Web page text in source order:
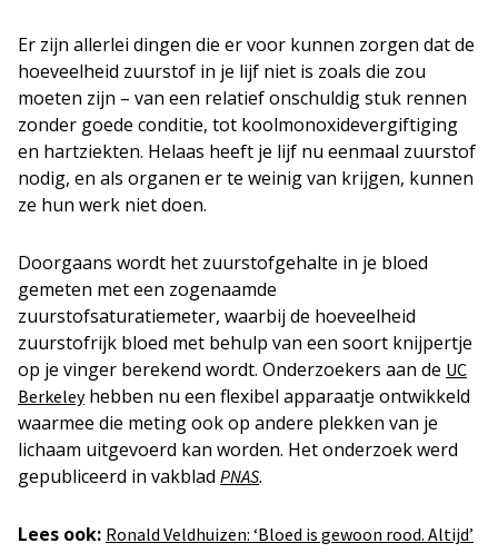
Er zijn allerlei dingen die er voor kunnen zorgen dat de
hoeveelheid zuurstof in je lijf niet is zoals die zou
moeten zijn – van een relatief onschuldig stuk rennen
zonder goede conditie, tot koolmonoxidevergiftiging
en hartziekten. Helaas heeft je lijf nu eenmaal zuurstof
nodig, en als organen er te weinig van krijgen, kunnen
ze hun werk niet doen.
Doorgaans wordt het zuurstofgehalte in je bloed
gemeten met een zogenaamde
zuurstofsaturatiemeter, waarbij de hoeveelheid
zuurstofrijk bloed met behulp van een soort knijpertje
op je vinger berekend wordt. Onderzoekers aan de UC
Berkeleyhebben nu een flexibel apparaatje ontwikkeld
waarmee die meting ook op andere plekken van je
lichaam uitgevoerd kan worden. Het onderzoek werd
gepubliceerd in vakblad PNAS.
Lees ook: Ronald Veldhuizen: ‘Bloed is gewoon rood. Altijd’